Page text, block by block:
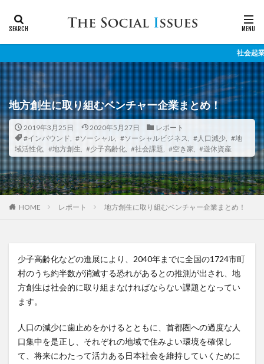
社会起業家と社会
地方創生に取り組むベンチャー企業まとめ！
2019年3月25日 2020年5月27日
レポート
#インバウンド
#ソーシャル, #ソーシャルビジネス #人口減少, #地
域活性化
#地方創生 #少子高齢化 #社会課題 #空き家 #遊休資産
HOME レポート 地方創生に取り組むベンチャー企業まとめ！
少子高齢化などの進展により、2040年までに全国の1724市町
村のうち約半数が消滅する恐れがあるとの推測が出され、地
方創生は社会的に取り組まなければならない課題となってい
ます。
人口の減少に歯止めをかけるとともに、首都圏への過度な人
口集中を是正し、それぞれの地域で住みよい環境を確保し
て、将来にわたって活力ある日本社会を維持していくために